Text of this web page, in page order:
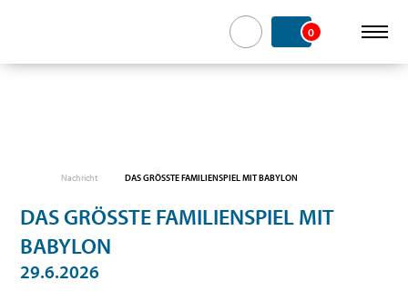
0
Nachricht DAS GRÖSSTE FAMILIENSPIEL MIT BABYLON
DAS GRÖSSTE FAMILIENSPIEL MIT
BABYLON
29.6.2026